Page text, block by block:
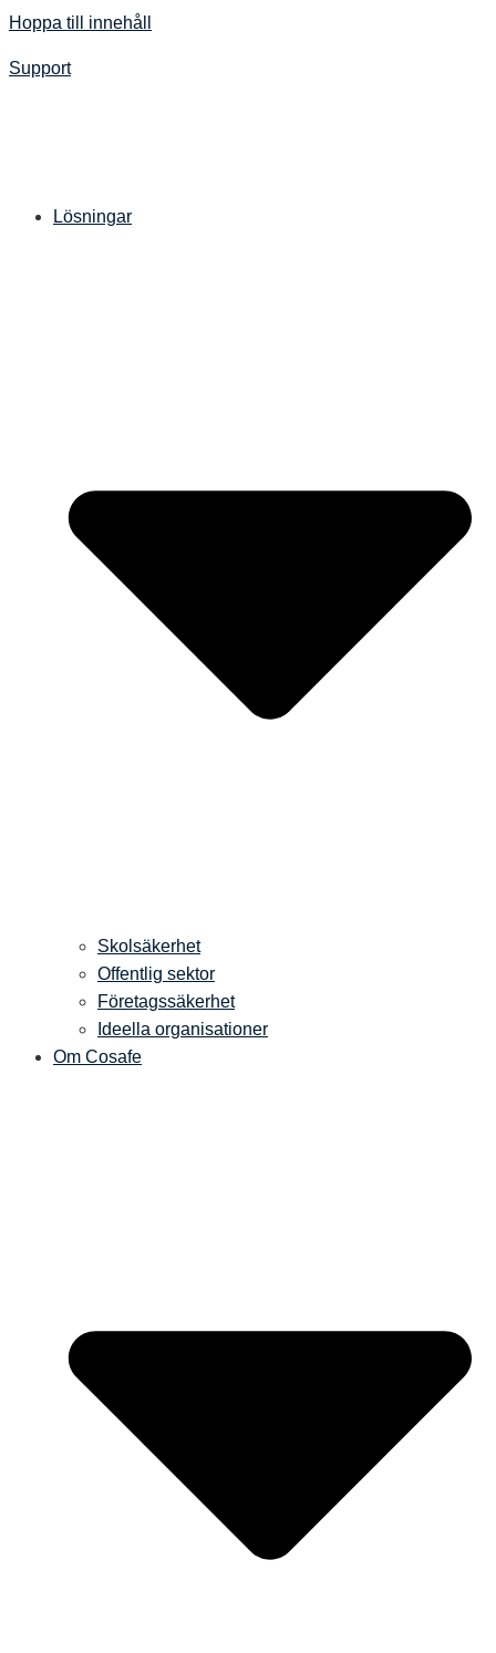
Hoppa till innehåll
Support
Lösningar
Skolsäkerhet
Offentlig sektor
Företagssäkerhet
Ideella organisationer
Om Cosafe